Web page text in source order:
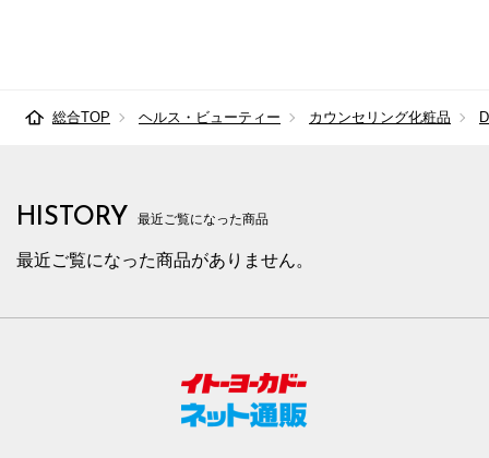
総合TOP ヘルス・ビューティー カウンセリング化粧品
HISTORY 最近ご覧になった商品
最近ご覧になった商品がありません。